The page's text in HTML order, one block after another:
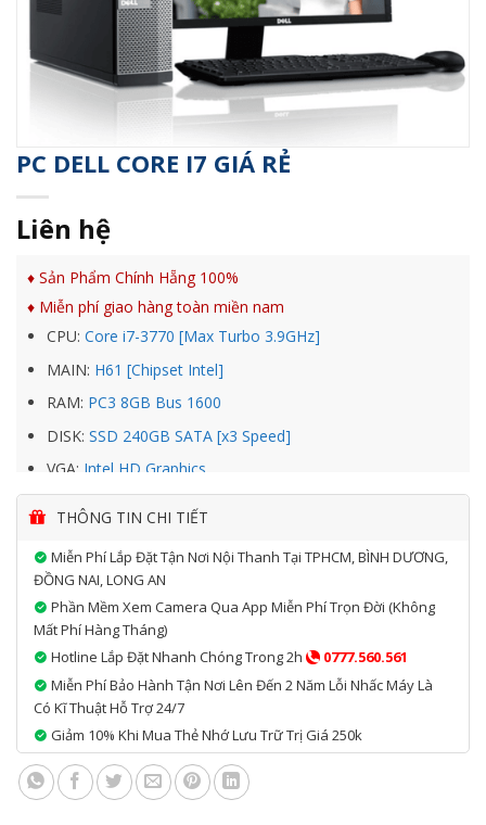
PC DELL CORE I7 GIÁ RẺ
Liên hệ
♦ Sản Phẩm Chính Hẵng 100%
♦ Miễn phí giao hàng toàn miền nam
CPU:Core i7-3770 [Max Turbo 3.9GHz]
MAIN: H61 [Chipset Intel]
RAM: PC3 8GB Bus 1600
DISK:SSD 240GB SATA [x3 Speed]
VGA: Intel HD Graphics
PSU:Dell
Bảo Hành:12 Tháng
THÔNG TIN CHI TIẾT
Miễn Phí Lắp Đặt Tận Nơi Nội Thanh Tại TPHCM, BÌNH DƯƠNG,
ĐỒNG NAI, LONG AN
Phần Mềm Xem Camera Qua App Miễn Phí Trọn Đời (không
Mất Phí Hàng Tháng)
Hotline Lắp Đặt Nhanh Chóng Trong 2h
0777.560.561
Miễn Phí Bảo Hành Tận Nơi Lên Đến 2 Năm Lỗi Nhấc Máy Là
Có Kĩ Thuật Hỗ Trợ 24/7
Giảm 10% Khi Mua Thẻ Nhớ Lưu Trữ Trị Giá 250k